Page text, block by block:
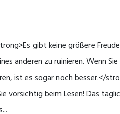
gibt keine größere
anderen zu ruinieren. Wenn Sie
ist es sogar noch besser.</
vorsichtig beim Lesen! Das